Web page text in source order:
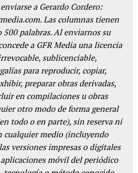
a Gerardo Cordero:
Las columnas tienen
500 palabras. Al enviarnos su
a GFR Media una licencia
sublicenciable,
para reproducir, copiar,
preparar obras derivadas,
en compilaciones u obras
otro modo de forma general
todo o en parte), sin reserva ni
medio (incluyendo
versiones impresas o digitales
móvil del periódico